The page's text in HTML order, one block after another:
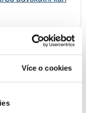
Více o cookies